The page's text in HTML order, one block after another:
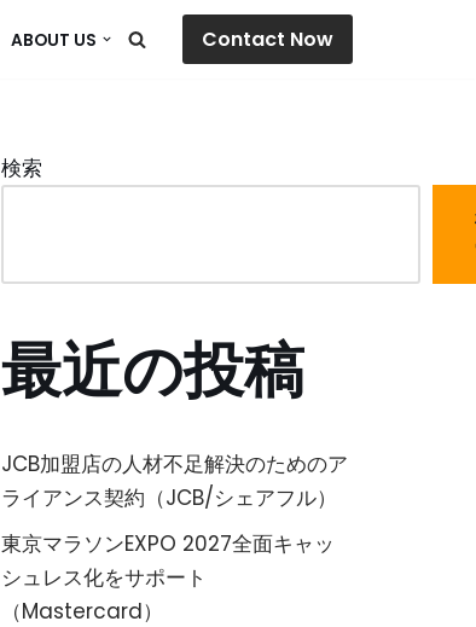
ABOUT US Contact Now
検索
最近の投稿
JCB加盟店の人材不足解決のためのア
ライアンス契約（JCB/シェアフル）
東京マラソンEXPO 2027全面キャッ
シュレス化をサポート
（Mastercard）